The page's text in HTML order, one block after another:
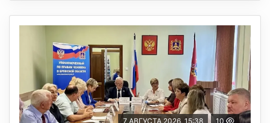
7 АВГУСТА 2026, 15:38 10